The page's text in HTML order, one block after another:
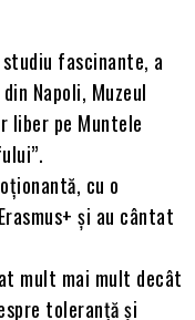
fascinante, a
Napoli, Muzeul
liber pe Muntele
cu o
și au cântat
mult mai mult decât
toleranță și